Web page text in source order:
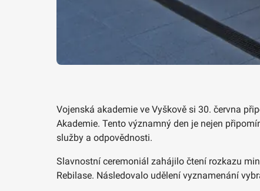
Vojenská akademie ve Vyškově si 30. června
Akademie. Tento významný den je nejen
služby a odpovědnosti.
Slavnostní ceremoniál zahájilo čtení rozkazu
Rebilase. Následovalo udělení vyznamenání